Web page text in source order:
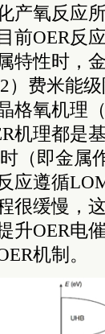
产氧反应
前OER反
特性时，
2）费米能
格氧机理
机理都是
（即金属
应遵循
很缓慢，
升OER电
机制。